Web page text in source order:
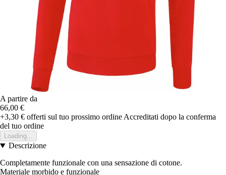
A partire da
66,00 €
+3,30 € offerti sul tuo prossimo ordine Accreditati dopo la conferma
del tuo ordine
Loading...
Descrizione
Completamente funzionale con una sensazione di cotone.
Materiale morbido e funzionale